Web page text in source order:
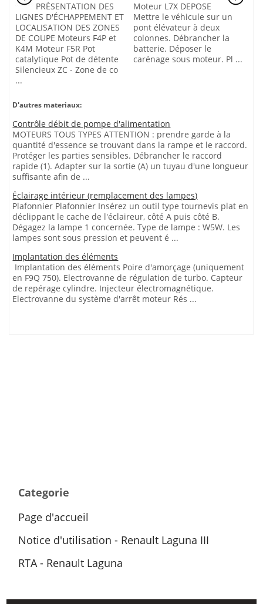
PRÉSENTATION DES
LIGNES D'ÉCHAPPEMENT ET
LOCALISATION DES ZONES
DE COUPE Moteurs F4P et
K4M Moteur F5R Pot
catalytique Pot de détente
Silencieux ZC - Zone de co
...
Moteur L7X DEPOSE
Mettre le véhicule sur un
pont élévateur à deux
colonnes. Débrancher la
batterie. Déposer le
carénage sous moteur. Pl ...
D'autres materiaux:
Contrôle débit de pompe d'alimentation
MOTEURS TOUS TYPES ATTENTION : prendre garde à la
quantité d'essence se trouvant dans la rampe et le raccord.
Protéger les parties sensibles. Débrancher le raccord
rapide (1). Adapter sur la sortie (A) un tuyau d'une longueur
suffisante afin de ...
Éclairage intérieur (remplacement des lampes)
Plafonnier Plafonnier Insérez un outil type tournevis plat en
déclippant le cache de l'éclaireur, côté A puis côté B.
Dégagez la lampe 1 concernée. Type de lampe : W5W. Les
lampes sont sous pression et peuvent é ...
Implantation des éléments
Implantation des éléments Poire d'amorçage (uniquement
en F9Q 750). Electrovanne de régulation de turbo. Capteur
de repérage cylindre. Injecteur électromagnétique.
Electrovanne du système d'arrêt moteur Rés ...
Categorie
Page d'accueil
Notice d'utilisation - Renault Laguna III
RTA - Renault Laguna